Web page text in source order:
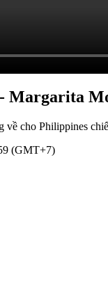
- Margarita
về cho Philippines
(GMT+7)